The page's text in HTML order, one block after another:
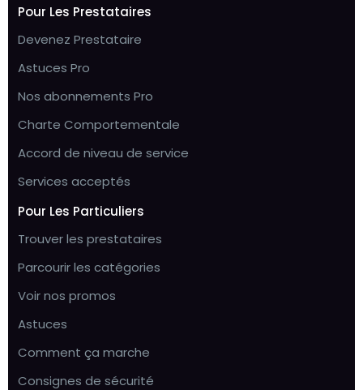
Pour Les Prestataires
Devenez Prestataire
Astuces Pro
Nos abonnements Pro
Charte Comportementale
Accord de niveau de service
Services acceptés
Pour Les Particuliers
Trouver les prestataires
Parcourir les catégories
Voir nos promos
Astuces
Comment ça marche
Consignes de sécurité